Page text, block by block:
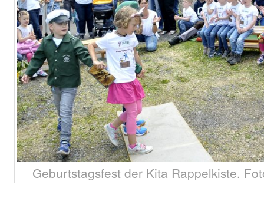
Geburtstagsfest der Kita Rappelkiste.